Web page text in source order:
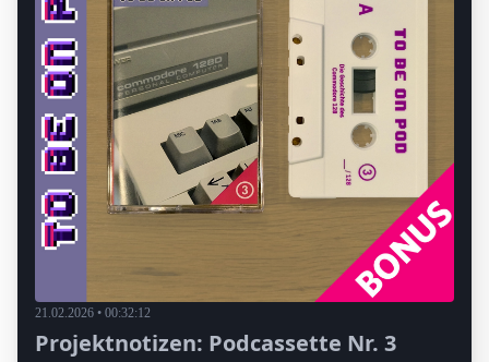
21.02.2026 • 00:32:12
Projektnotizen: Podcassette Nr. 3